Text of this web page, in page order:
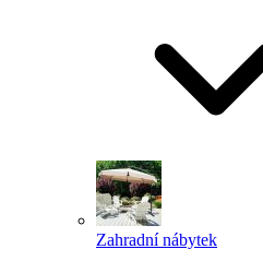
Zahradní nábytek